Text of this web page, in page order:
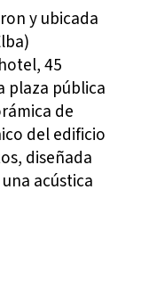
y ubicada
45
plaza pública
de
del edificio
diseñada
acústica